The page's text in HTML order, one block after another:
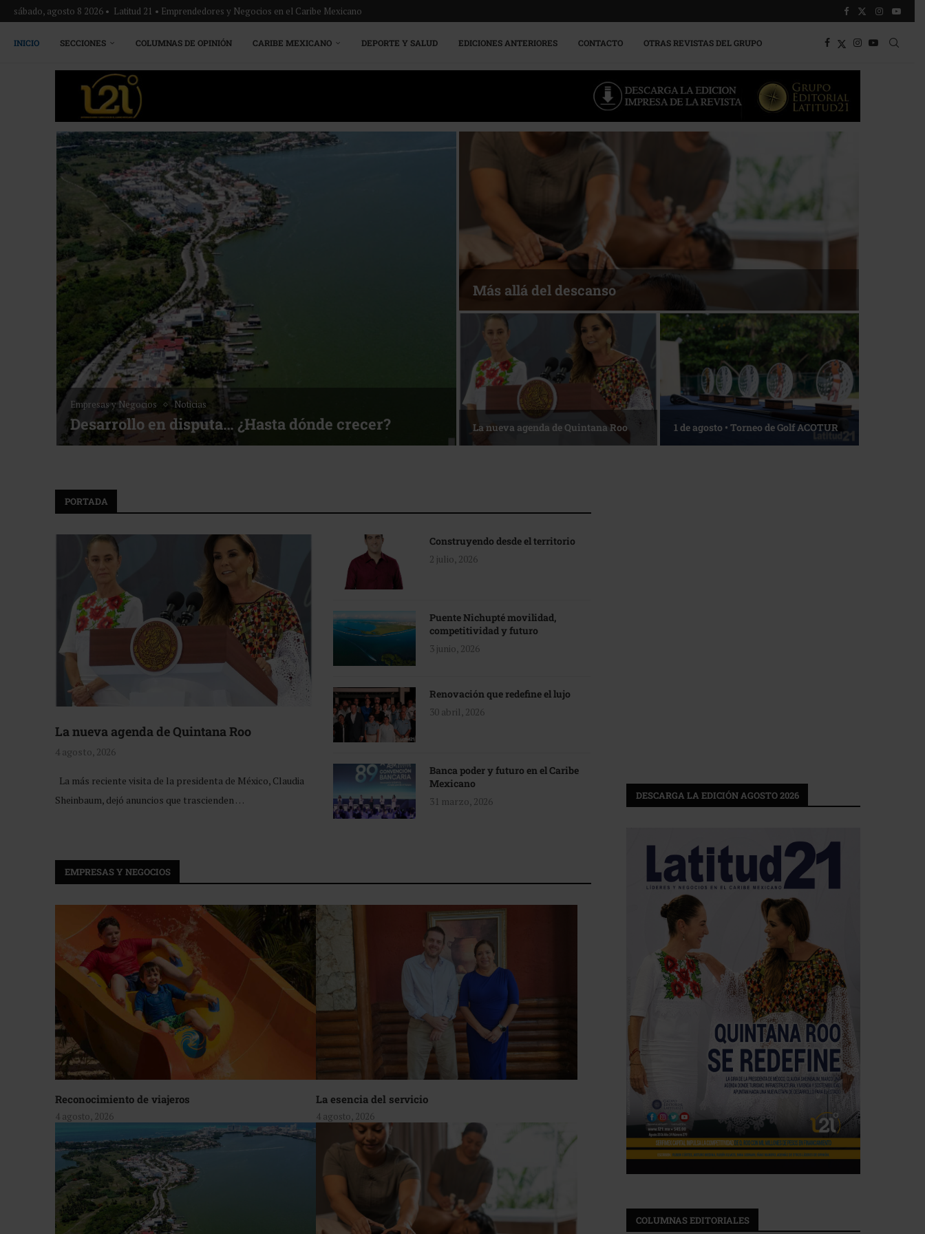
sábado, agosto 8 2026 • Latitud 21 • Emprendedores y Negocios en el Caribe Mexicano
INICIO SECCIONES COLUMNAS DE OPINIÓN CARIBE MEXICANO DEPORTE Y SALUD EDICIONES ANTERIORES CONTACTO OTRAS REVISTAS DEL GRUPO
Noticias
Bottega, un viaje servido a la mesa
Energía que Impulsa la competitividad
Reconocimiento de viajeros La esencia del servicio
PORTADA
La nueva agenda de Quintana Roo
4 agosto, 2026
La más reciente visita de la presidenta de México, Claudia
Sheinbaum, dejó anuncios que trascienden …
Construyendo desde el territorio
2 julio, 2026
Puente Nichupté movilidad,
competitividad y futuro
3 junio, 2026
Renovación que redefine el lujo
30 abril, 2026
Banca poder y futuro en el Caribe
Mexicano
31 marzo, 2026
EMPRESAS Y NEGOCIOS
Reconocimiento de viajeros
4 agosto, 2026
La esencia del servicio
4 agosto, 2026
DESCARGA LA EDICIÓN AGOSTO 2026
COLUMNAS EDITORIALES